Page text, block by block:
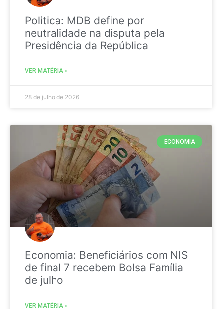
Politica: MDB define por
neutralidade na disputa pela
Presidência da República
VER MATÉRIA »
28 de julho de 2026
ECONOMIA
Economia: Beneficiários com NIS
de final 7 recebem Bolsa Família
de julho
VER MATÉRIA »